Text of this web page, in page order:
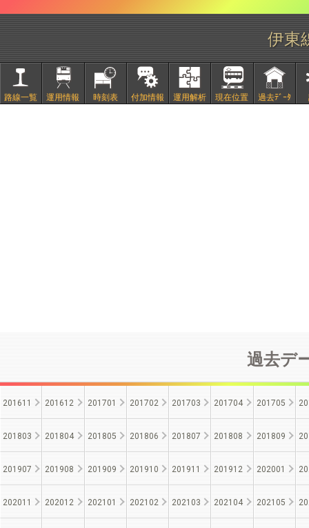
伊東
路線一覧 運用情報 時刻表 付加情報 運用解析 現在位置 過去ﾃﾞｰﾀ
過去デ
201611 201612 201701 201702 201703 201704 201705
201803 201804 201805 201806 201807 201808 201809
201907 201908 201909 201910 201911 201912 202001
202011 202012 202101 202102 202103 202104 202105